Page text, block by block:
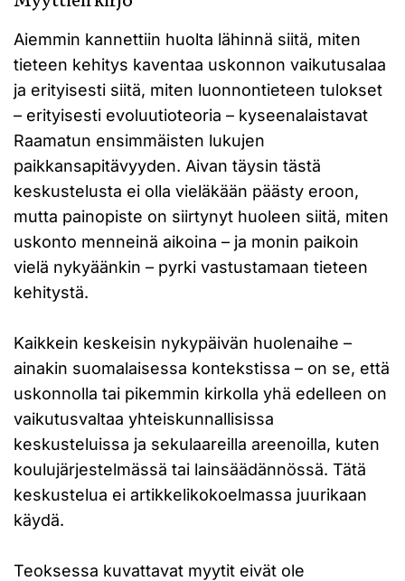
Aiemmin kannettiin huolta lähinnä siitä, miten
tieteen kehitys kaventaa uskonnon vaikutusalaa
ja erityisesti siitä, miten luonnontieteen tulokset
– erityisesti evoluutioteoria – kyseenalaistavat
Raamatun ensimmäisten lukujen
paikkansapitävyyden. Aivan täysin tästä
keskustelusta ei olla vieläkään päästy eroon,
mutta painopiste on siirtynyt huoleen siitä, miten
uskonto menneinä aikoina – ja monin paikoin
vielä nykyäänkin – pyrki vastustamaan tieteen
kehitystä.
Kaikkein keskeisin nykypäivän huolenaihe –
ainakin suomalaisessa kontekstissa – on se, että
uskonnolla tai pikemmin kirkolla yhä edelleen on
vaikutusvaltaa yhteiskunnallisissa
keskusteluissa ja sekulaareilla areenoilla, kuten
koulujärjestelmässä tai lainsäädännössä. Tätä
keskustelua ei artikkelikokoelmassa juurikaan
käydä.
Teoksessa kuvattavat myytit eivät ole